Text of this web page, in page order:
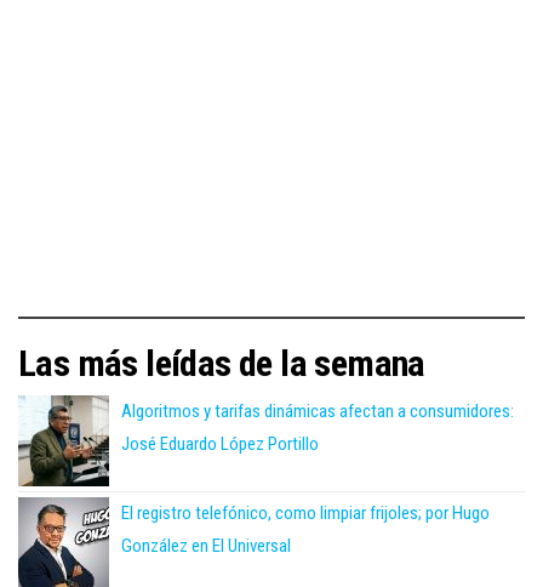
Las más leídas de la semana
Algoritmos y tarifas dinámicas afectan a consumidores:
José Eduardo López Portillo
El registro telefónico, como limpiar frijoles; por Hugo
González en El Universal